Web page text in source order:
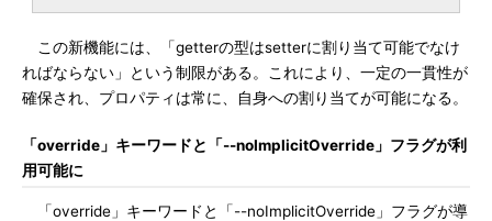
この新機能には、「getterの型はsetterに割り当て可能でなけ
ればならない」という制限がある。これにより、一定の一貫性が
確保され、プロパティは常に、自身への割り当てが可能になる。
「override」キーワードと「--noImplicitOverride」フラグが利
用可能に
「override」キーワードと「--noImplicitOverride」フラグが導